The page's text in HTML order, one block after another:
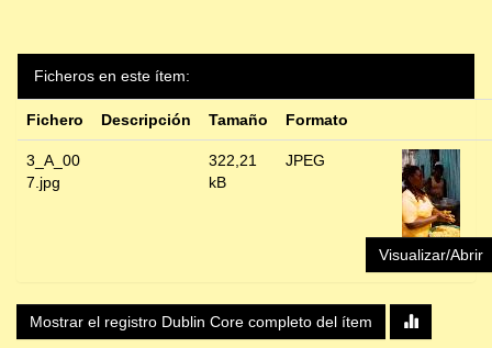
Ficheros en este ítem:
Fichero Descripción Tamaño Formato
3_A_00
7.jpg
322,21
kB
JPEG
Visualizar/Abrir
Mostrar el registro Dublin Core completo del ítem